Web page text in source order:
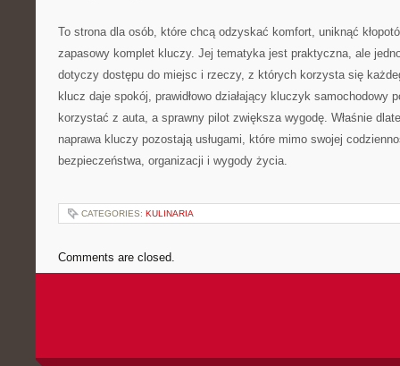
To strona dla osób, które chcą odzyskać komfort, uniknąć
zapasowy komplet kluczy. Jej tematyka jest praktyczna, ale
dotyczy dostępu do miejsc i rzeczy, z których korzysta się
klucz daje spokój, prawidłowo działający kluczyk samochodowy
korzystać z auta, a sprawny pilot zwiększa wygodę. Właśnie
naprawa kluczy pozostają usługami, które mimo swojej
bezpieczeństwa, organizacji i wygody życia.
CATEGORIES: KULINARIA
Comments are closed.